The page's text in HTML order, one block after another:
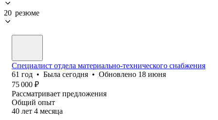
20 резюме
Специалист отдела материально-технического снабжения
61 год • Была сегодня • Обновлено 18 июня
75 000 ₽
Рассматривает предложения
Общий опыт
40 лет 4 месяца